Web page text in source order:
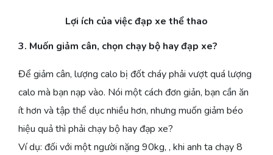
Lợi ích của việc đạp xe thể thao
3. Muốn giảm cân, chọn chạy bộ hay đạp xe?
Để giảm cân, lượng calo bị đốt cháy phải vượt quá lượng
calo mà bạn nạp vào. Nói một cách đơn giản, bạn cần ăn
ít hơn và tập thể dục nhiều hơn, nhưng muốn giảm béo
hiệu quả thì phải chạy bộ hay đạp xe?
Ví dụ: đối với một người nặng 90kg, , khi anh ta chạy 8